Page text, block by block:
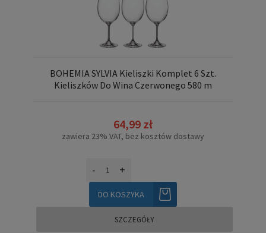
BOHEMIA SYLVIA Kieliszki Komplet 6 Szt.
Kieliszków Do Wina Czerwonego 580 m
64,99 zł
zawiera 23% VAT, bez kosztów dostawy
- +
DO KOSZYKA
SZCZEGÓŁY